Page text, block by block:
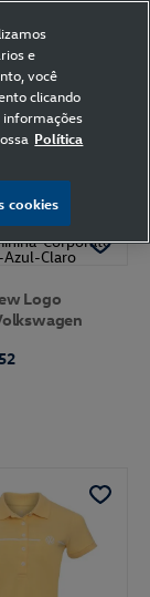
Logo
e
você
clicando
informações
Política
cookies